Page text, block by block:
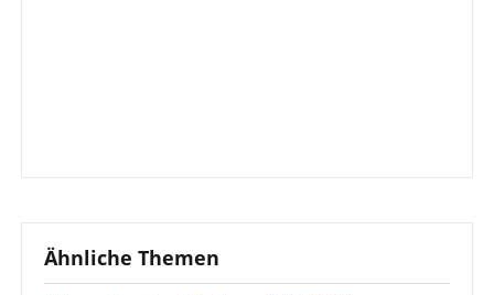
Ähnliche Themen